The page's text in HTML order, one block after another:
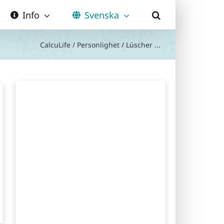
Info Svenska
CalcuLife / Personlighet / Lüscher ...